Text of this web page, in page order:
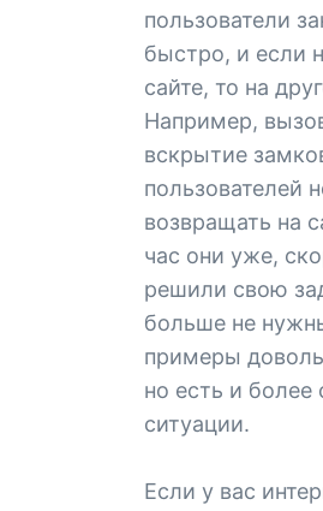
пользователи
быстро, и если
сайте, то на
Например,
вскрытие
пользователей
возвращать на
час они уже,
решили свою
больше не
примеры
но есть и
ситуации.
Если у вас